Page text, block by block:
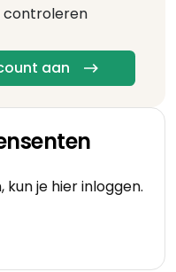
controleren
aan
je hier inloggen.